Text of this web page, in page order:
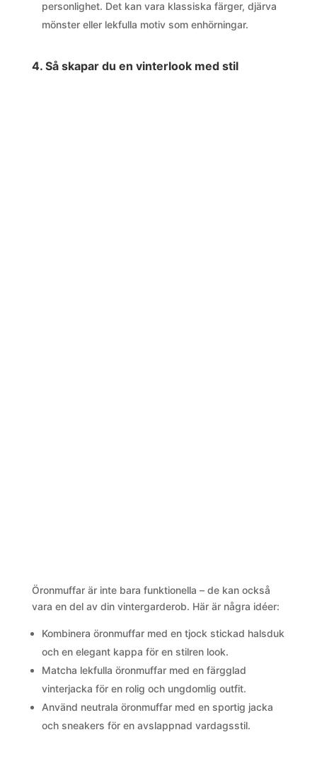
personlighet. Det kan vara klassiska färger, djärva
mönster eller lekfulla motiv som enhörningar.
4. Så skapar du en vinterlook med stil
Öronmuffar är inte bara funktionella – de kan också
vara en del av din vintergarderob. Här är några idéer:
Kombinera öronmuffar med en tjock stickad halsduk
och en elegant kappa för en stilren look.
Matcha lekfulla öronmuffar med en färgglad
vinterjacka för en rolig och ungdomlig outfit.
Använd neutrala öronmuffar med en sportig jacka
och sneakers för en avslappnad vardagsstil.